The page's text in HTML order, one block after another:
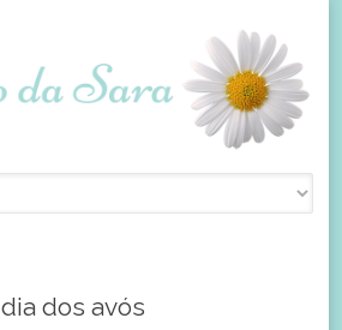
to
dia dos avós